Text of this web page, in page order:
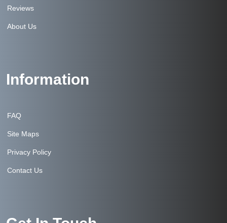
Reviews
About Us
Information
FAQ
Site Maps
Privacy Policy
Contact Us